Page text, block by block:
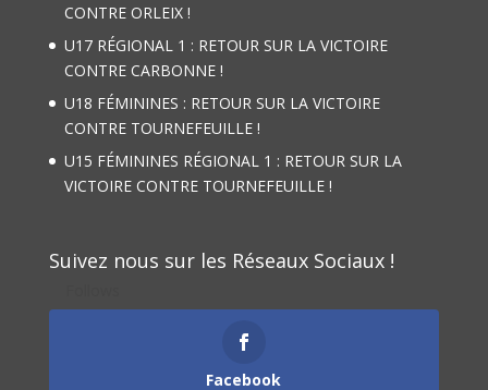
CONTRE ORLEIX !
U17 RÉGIONAL 1 : RETOUR SUR LA VICTOIRE
CONTRE CARBONNE !
U18 FÉMININES : RETOUR SUR LA VICTOIRE
CONTRE TOURNEFEUILLE !
U15 FÉMININES RÉGIONAL 1 : RETOUR SUR LA
VICTOIRE CONTRE TOURNEFEUILLE !
Suivez nous sur les Réseaux Sociaux !
Facebook